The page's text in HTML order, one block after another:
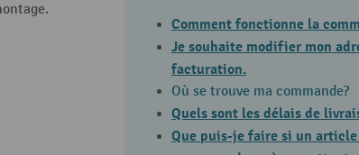
Comment fonctionne la
Je souhaite modifier mon
facturation.
Où se trouve ma commande?
Quels sont les délais de
Que puis-je faire si un